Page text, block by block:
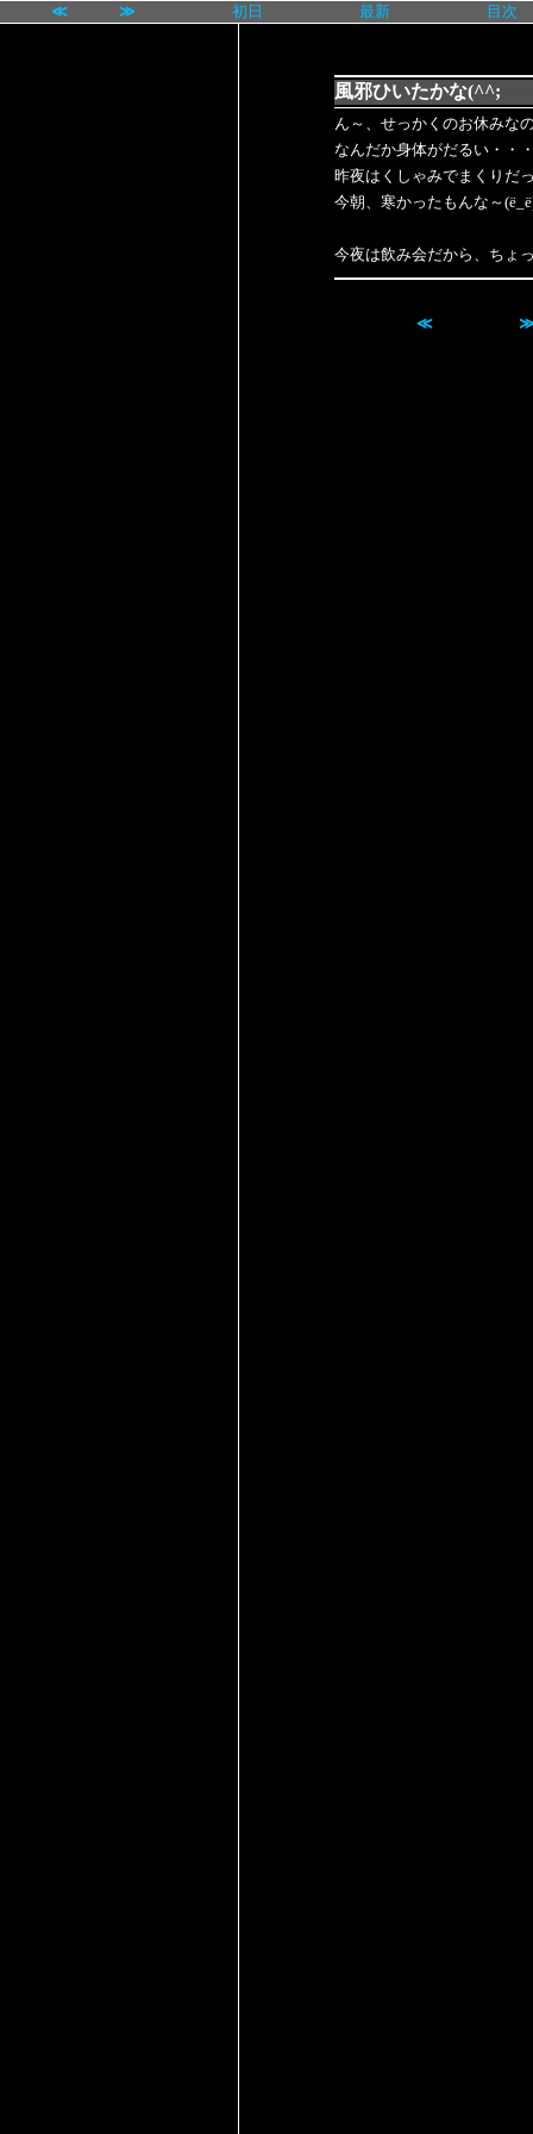
≪ ≫ 初日 最新 目次
風邪ひいたかな(^^;
ん～、せっかくのお休みな
なんだか身体がだるい・・
昨夜はくしゃみでまくりだ
今朝、寒かったもんな～
今夜は飲み会だから、ちょ
≪